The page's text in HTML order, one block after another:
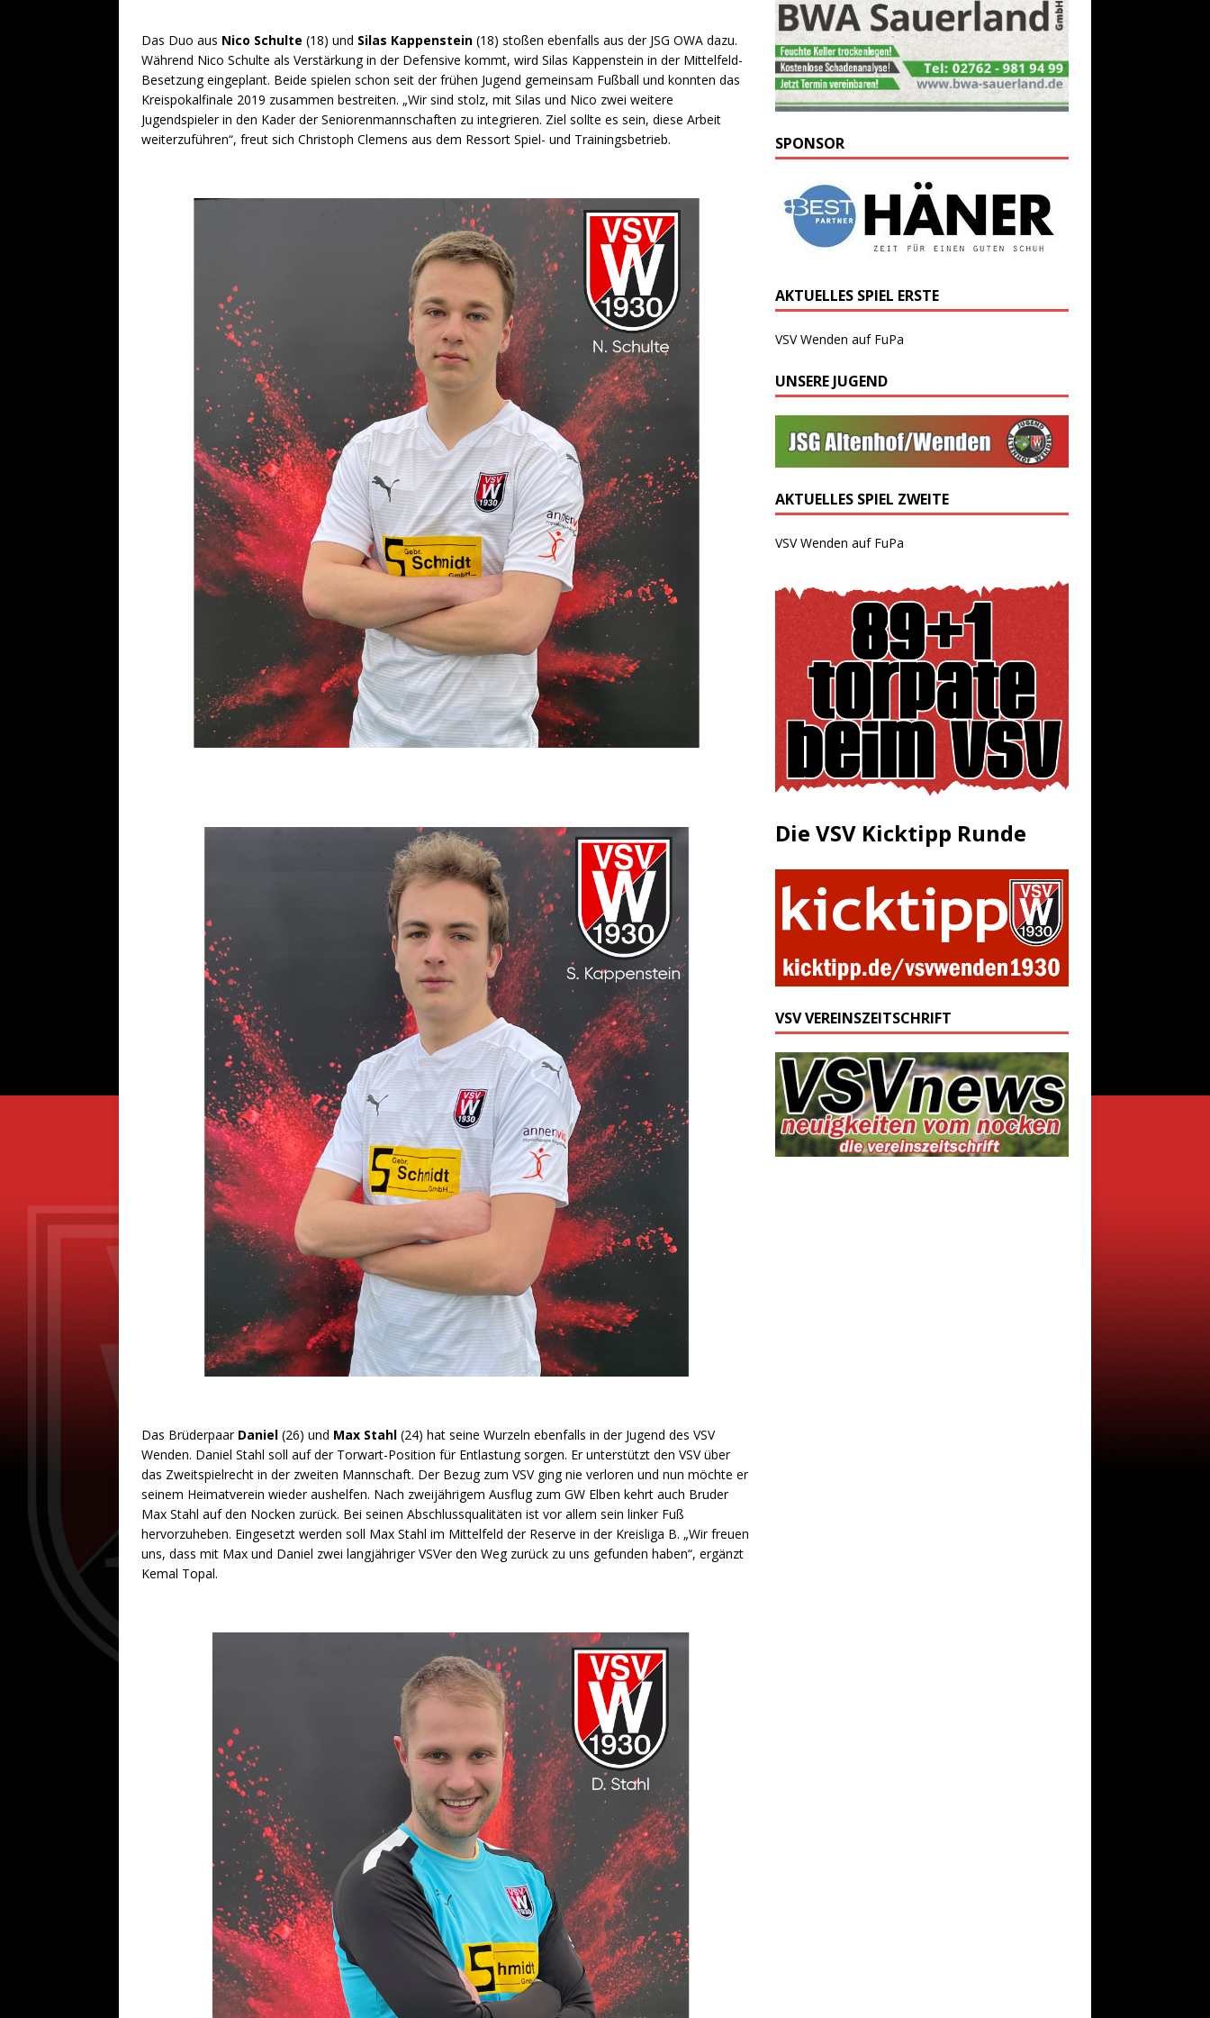
Das Duo aus Nico Schulte (18) und Silas Kappenstein (18) stoßen ebenfalls aus der JSG OWA dazu.
Während Nico Schulte als Verstärkung in der Defensive kommt, wird Silas Kappenstein in der Mittelfeld-
Besetzung eingeplant. Beide spielen schon seit der frühen Jugend gemeinsam Fußball und konnten das
Kreispokalfinale 2019 zusammen bestreiten. „Wir sind stolz, mit Silas und Nico zwei weitere
Jugendspieler in den Kader der Seniorenmannschaften zu integrieren. Ziel sollte es sein, diese Arbeit
weiterzuführen“, freut sich Christoph Clemens aus dem Ressort Spiel- und Trainingsbetrieb.
Das Brüderpaar Daniel (26) und Max Stahl (24) hat seine Wurzeln ebenfalls in der Jugend des VSV
Wenden. Daniel Stahl soll auf der Torwart-Position für Entlastung sorgen. Er unterstützt den VSV über
das Zweitspielrecht in der zweiten Mannschaft. Der Bezug zum VSV ging nie verloren und nun möchte er
seinem Heimatverein wieder aushelfen. Nach zweijährigem Ausflug zum GW Elben kehrt auch Bruder
Max Stahl auf den Nocken zurück. Bei seinen Abschlussqualitäten ist vor allem sein linker Fuß
hervorzuheben. Eingesetzt werden soll Max Stahl im Mittelfeld der Reserve in der Kreisliga B. „Wir freuen
uns, dass mit Max und Daniel zwei langjähriger VSVer den Weg zurück zu uns gefunden haben“, ergänzt
Kemal Topal.
SPONSOR
AKTUELLES SPIEL ERSTE
VSV Wenden auf FuPa
UNSERE JUGEND
AKTUELLES SPIEL ZWEITE
VSV Wenden auf FuPa
Die VSV Kicktipp Runde
VSV VEREINSZEITSCHRIFT